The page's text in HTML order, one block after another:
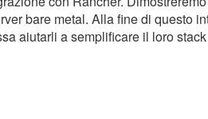
bare metal. Alla fine di questo
aiutarli a semplificare il loro